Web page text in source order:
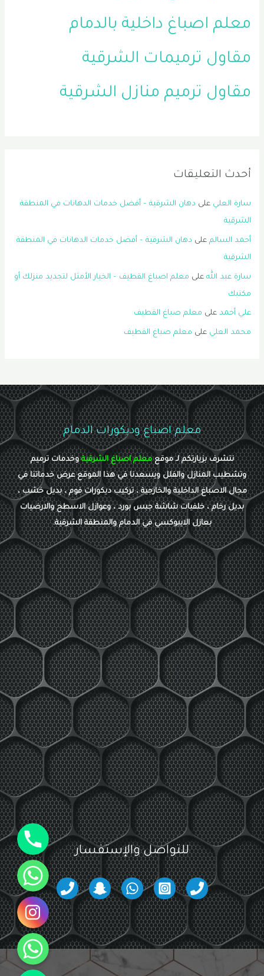
معلم اصباغ داخلية بالدمام
مقاول ترميمات الشرقية
مقاول ترميم منازل الشرقية
أحدث التعليقات
سارة العلي على دهان الشرقية – أفضل خدمات الدهانات في المنطقة
الشرقية
أحمد السالم على دهان الشرقية – أفضل خدمات الدهانات في المنطقة
الشرقية
سارة عبد الله على معلم اصباغ القطيف – الخيار الأمثل لتجديد منزلك أو
مكتبك
علي أحمد على معلم صباغ القطيف
محمد العلي على معلم صباغ القطيف
معلم اصباغ وديكورات الدمام
نتشرف بزيارتكم لـ موقعمعلم اصباغ الشرقيةوخدمات ترميم
وتشطيب المنازل والفلل ويسعدنا في هذا الموقع عرض خدماتنا في
مجال الاصباغ الداخلية والخارجية ، تركيب ديكورات فوم ، بديل خشب ،
بديل رخام ، خلفيات شاشة جبس بورد ، وعوازل الاسطح والارضيات
بعازل الايبوكسي في الدمام والمنطقة الشرقية.
للتواصل والإستفسار
جوال
واتساب
انستقرام
واتساب
جوال